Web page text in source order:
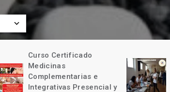
Curso Certificado
Medicinas
Complementarias e
Integrativas Presencial y